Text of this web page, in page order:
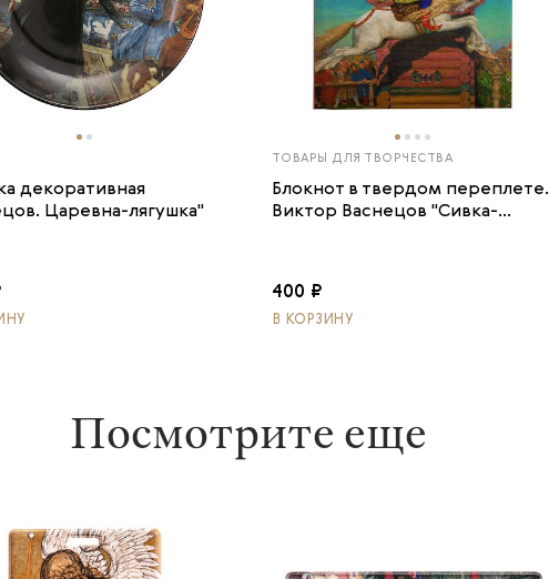
декоративная
Царевна-лягушка"
ТОВАРЫ ДЛЯ ТВОРЧЕСТВА
Блокнот в твердом переплете.
Виктор Васнецов "Сивка-...
400 ₽
В КОРЗИНУ
Посмотрите еще